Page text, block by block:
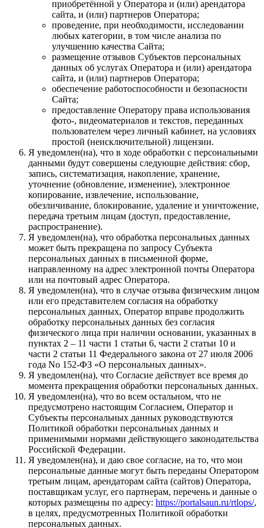
приобретённой у Оператора и (или) арендатора
сайта, и (или) партнеров Оператора;
проведение, при необходимости, исследовании
любых категории, в том числе анализа по
улучшению качества Сайта;
размещение отзывов Субъектов персональных
данных об услугах Оператора и (или) арендатора
сайта, и (или) партнеров Оператора;
обеспечение работоспособности и безопасности
Сайта;
предоставление Оператору права использования
фото-, видеоматериалов и текстов, переданных
пользователем через личный кабинет, на условиях
простой (неисключительной) лицензии.
Я уведомлен(на), что в ходе обработки с персональными
данными будут совершены следующие действия: сбор,
запись, систематизация, накопление, хранение,
уточнение (обновление, изменение), электронное
копирование, извлечение, использование,
обезличивание, блокирование, удаление и уничтожение,
передача третьим лицам (доступ, предоставление,
распространение).
Я уведомлен(на), что обработка персональных данных
может быть прекращена по запросу Субъекта
персональных данных в письменной форме,
направленному на адрес электронной почты Оператора
или на почтовый адрес Оператора.
Я уведомлен(на), что в случае отзыва физическим лицом
или его представителем согласия на обработку
персональных данных, Оператор вправе продолжить
обработку персональных данных без согласия
физического лица при наличии основании, указанных в
пунктах 2 – 11 части 1 статьи 6, части 2 статьи 10 и
части 2 статьи 11 Федерального закона от 27 июля 2006
года No 152-ФЗ «О персональных данных».
Я уведомлен(на), что Согласие действует все время до
момента прекращения обработки персональных данных.
Я уведомлен(на), что во всем остальном, что не
предусмотрено настоящим Согласием, Оператор и
Субъекты персональных данных руководствуются
Политикой обработки персональных данных и
применимыми нормами действующего законодательства
Российской Федерации.
Я уведомлен(на), и даю свое согласие, на то, что мои
персональные данные могут быть переданы Оператором
третьим лицам, арендаторам сайта (сайтов) Оператора,
поставщикам услуг, его партнерам, перечень и данные о
которых размещены по адресу: https://portalsaun.ru/rtlops/,
в целях, предусмотренных Политикой обработки
персональных данных.